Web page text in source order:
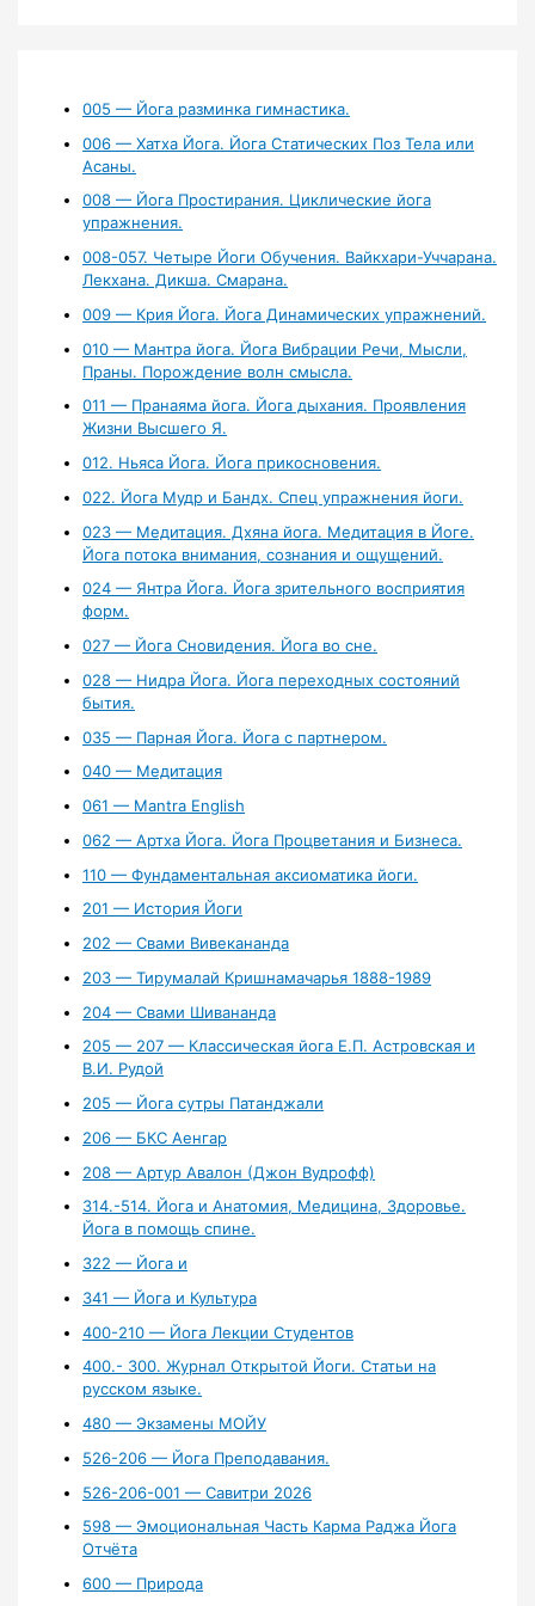
005 — Йога разминка гимнастика.
006 — Хатха Йога. Йога Статических Поз Тела или
Асаны.
008 — Йога Простирания. Циклические йога
упражнения.
008-057. Четыре Йоги Обучения. Вайкхари-Уччарана.
Лекхана. Дикша. Смарана.
009 — Крия Йога. Йога Динамических упражнений.
010 — Мантра йога. Йога Вибрации Речи, Мысли,
Праны. Порождение волн смысла.
011 — Пранаяма йога. Йога дыхания. Проявления
Жизни Высшего Я.
012. Ньяса Йога. Йога прикосновения.
022. Йога Мудр и Бандх. Спец упражнения йоги.
023 — Медитация. Дхяна йога. Медитация в Йоге.
Йога потока внимания, сознания и ощущений.
024 — Янтра Йога. Йога зрительного восприятия
форм.
027 — Йога Сновидения. Йога во сне.
028 — Нидра Йога. Йога переходных состояний
бытия.
035 — Парная Йога. Йога с партнером.
040 — Медитация
061 — Mantra English
062 — Артха Йога. Йога Процветания и Бизнеса.
110 — Фундаментальная аксиоматика йоги.
201 — История Йоги
202 — Свами Вивекананда
203 — Тирумалай Кришнамачарья 1888-1989
204 — Свами Шивананда
205 — 207 — Классическая йога Е.П. Астровская и
В.И. Рудой
205 — Йога сутры Патанджали
206 — БКС Аенгар
208 — Артур Авалон (Джон Вудрофф)
314.-514. Йога и Анатомия, Медицина, Здоровье.
Йога в помощь спине.
322 — Йога и
341 — Йога и Культура
400-210 — Йога Лекции Студентов
400.- 300. Журнал Открытой Йоги. Статьи на
русском языке.
480 — Экзамены МОЙУ
526-206 — Йога Преподавания.
526-206-001 — Савитри 2026
598 — Эмоциональная Часть Карма Раджа Йога
Отчёта
600 — Природа